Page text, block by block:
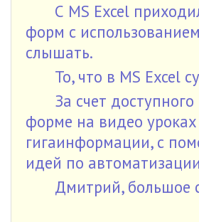
С MS Excel
форм с
слышать.
То, что в MS Excel
За счет
форме на видео
гигаинформации, с
идей по
Дмитрий, большое